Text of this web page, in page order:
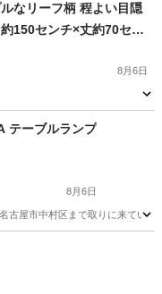
なリーフ柄 程よい目隠
150センチ×丈約70セン
8月6日
カフェカーテン
テーブルランプ
8月6日
古屋市中村区まで取りに来ていた